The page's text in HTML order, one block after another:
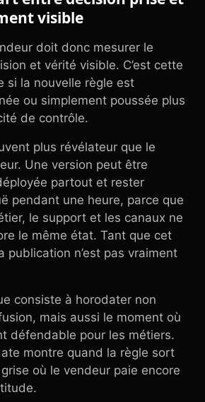
visible
doit donc mesurer le
et vérité visible. C’est cette
si la nouvelle règle est
ou simplement poussée plus
de contrôle.
plus révélateur que le
Une version peut être
partout et rester
pendant une heure, parce que
le support et les canaux ne
le même état. Tant que cet
publication n’est pas vraiment
consiste à horodater non
mais aussi le moment où
défendable pour les métiers.
montre quand la règle sort
où le vendeur paie encore